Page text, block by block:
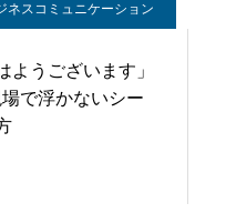
ネスコミュニケーション
ようございます」
で浮かないシー